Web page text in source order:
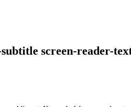
screen-reader-